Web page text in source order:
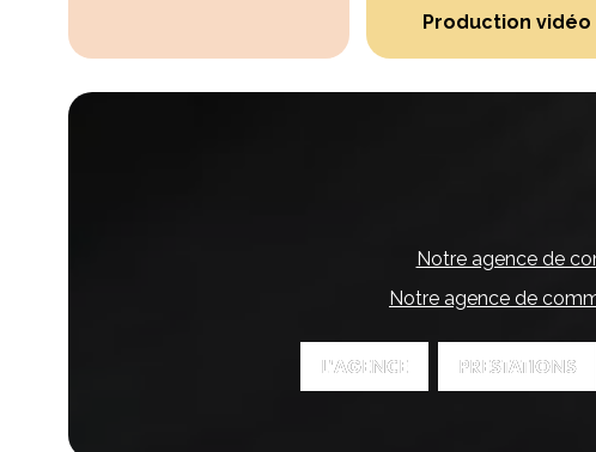
Production vidéo
Notre agence de
Notre agence de
L'AGENCE
L'AGENCE PRESTATIONS
PRESTATIONS